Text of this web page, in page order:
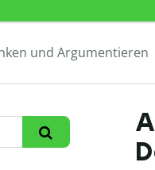
und Argumentieren